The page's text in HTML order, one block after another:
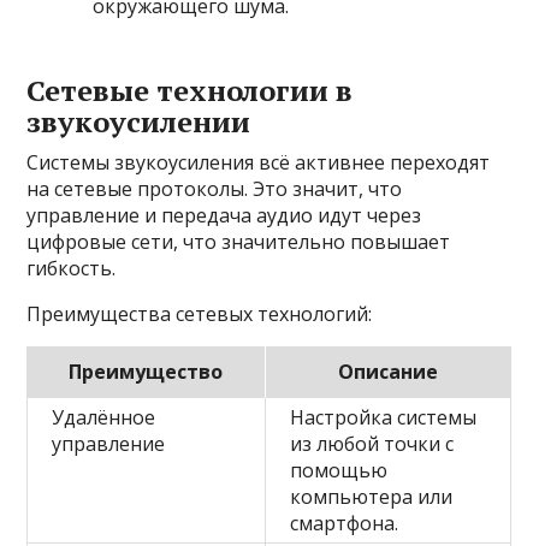
окружающего шума.
Сетевые технологии в
звукоусилении
Системы звукоусиления всё активнее переходят
на сетевые протоколы. Это значит, что
управление и передача аудио идут через
цифровые сети, что значительно повышает
гибкость.
Преимущества сетевых технологий:
Преимущество
Описание
Удалённое
управление
Настройка системы
из любой точки с
помощью
компьютера или
смартфона.